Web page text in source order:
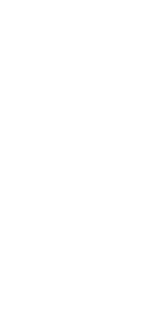
येथे क्लिक करा.
पाहण्यासाठी येथे